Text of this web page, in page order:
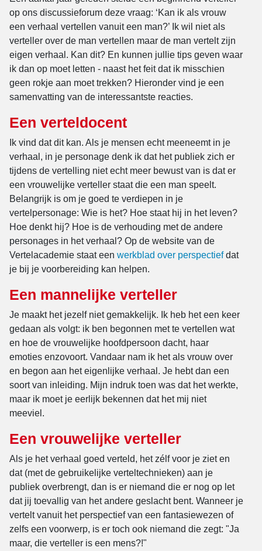
op ons discussieforum deze vraag: ‘Kan ik als vrouw
een verhaal vertellen vanuit een man?’ Ik wil niet als
verteller over de man vertellen maar de man vertelt zijn
eigen verhaal. Kan dit? En kunnen jullie tips geven waar
ik dan op moet letten - naast het feit dat ik misschien
geen rokje aan moet trekken? Hieronder vind je een
samenvatting van de interessantste reacties.
Een verteldocent
Ik vind dat dit kan. Als je mensen echt meeneemt in je
verhaal, in je personage denk ik dat het publiek zich er
tijdens de vertelling niet echt meer bewust van is dat er
een vrouwelijke verteller staat die een man speelt.
Belangrijk is om je goed te verdiepen in je
vertelpersonage: Wie is het? Hoe staat hij in het leven?
Hoe denkt hij? Hoe is de verhouding met de andere
personages in het verhaal? Op de website van de
Vertelacademie staat een werkblad over perspectiefdat
je bij je voorbereiding kan helpen.
Een mannelijke verteller
Je maakt het jezelf niet gemakkelijk. Ik heb het een keer
gedaan als volgt: ik ben begonnen met te vertellen wat
en hoe de vrouwelijke hoofdpersoon dacht, haar
emoties enzovoort. Vandaar nam ik het als vrouw over
en begon aan het eigenlijke verhaal. Je hebt dan een
soort van inleiding. Mijn indruk toen was dat het werkte,
maar ik moet je eerlijk bekennen dat het mij niet
meeviel.
Een vrouwelijke verteller
Als je het verhaal goed verteld, het zélf voor je ziet en
dat (met de gebruikelijke verteltechnieken) aan je
publiek overbrengt, dan is er niemand die er nog op let
dat jij toevallig van het andere geslacht bent. Wanneer je
vertelt vanuit het perspectief van een fantasiewezen of
zelfs een voorwerp, is er toch ook niemand die zegt: "Ja
maar, die verteller is een mens?!"